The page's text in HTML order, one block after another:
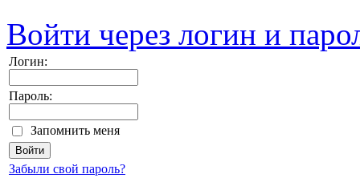
Войти через логин и
Логин:
Пароль:
Запомнить меня
Забыли свой пароль?